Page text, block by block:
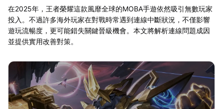
在2025年，王者榮耀這款風靡全球的MOBA手遊依然吸引無數玩家
投入。不過許多海外玩家在對戰時常遇到連線中斷狀況，不僅影響
遊玩流暢度，更可能錯失關鍵晉級機會。本文將解析連線問題成因
並提供實用改善對策。